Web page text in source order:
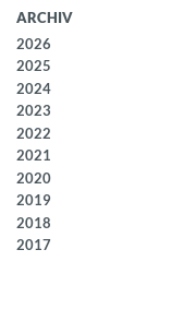
ARCHIV
2026
2025
2024
2023
2022
2021
2020
2019
2018
2017